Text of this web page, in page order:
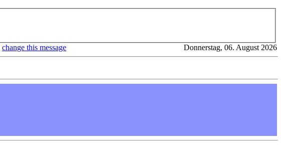
Donnerstag, 06. August 2026
change this message